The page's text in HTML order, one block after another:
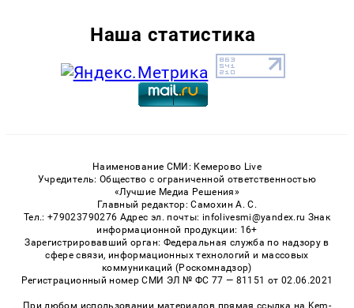
Наша статистика
Наименование СМИ: Кемерово Live
Учредитель: Общество с ограниченной ответственностью
«Лучшие Медиа Решения»
Главный редактор: Самохин А. С.
Тел.: +79023790276 Адрес эл. почты: infolivesmi@yandex.ru Знак
информационной продукции: 16+
Зарегистрировавший орган: Федеральная служба по надзору в
сфере связи, информационных технологий и массовых
коммуникаций (Роскомнадзор)
Регистрационный номер СМИ ЭЛ № ФС 77 — 81151 от 02.06.2021
При любом использовании материалов прямая ссылка на Kem-